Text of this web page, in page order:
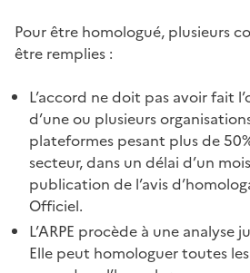
Pour être homologué, plusieurs
être remplies :
L’accord ne doit pas avoir fait
d’une ou plusieurs
plateformes pesant plus de
secteur, dans un délai d’un
publication de l’avis
Officiel.
L’ARPE procède à une analyse
Elle peut homologuer toutes